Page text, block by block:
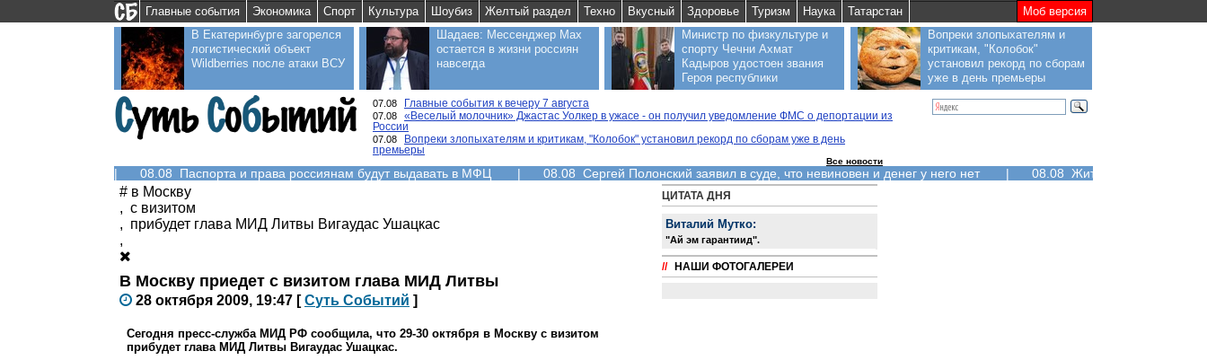
Главные события Экономика Спорт Культура Шоубиз Желтый раздел Техно Вкусный Здоровье Туризм Наука Татарстан
Моб версия
В Екатеринбурге загорелся
логистический объект
Wildberries после атаки ВСУ
Шадаев: Мессенджер Max
остается в жизни россиян
навсегда
Министр по физкультуре и
спорту Чечни Ахмат
Кадыров удостоен звания
Героя республики
Вопреки злопыхателям и
критикам, "Колобок"
установил рекорд по сборам
уже в день премьеры
07.08
Главные события к вечеру 7 августа
07.08
«Веселый молочник» Джастас Уолкер в ужасе - он получил уведомление ФМС о депортации из
России
07.08
Вопреки злопыхателям и критикам, "Колобок" установил рекорд по сборам уже в день
премьеры
Все новости
| 08.08 Паспорта и права россиянам будут выдавать в МФЦ | 08.08 Сергей Полонский заявил в суде, что невиновен и денег у него нет | 08.08 Жители Курильских
# в Москву
, с визитом
, прибудет глава МИД Литвы Вигаудас Ушацкас
,
В Москву приедет с визитом глава МИД Литвы
28 октября 2009, 19:47 [Суть Событий ]
Сегодня пресс-служба МИД РФ сообщила, что 29-30 октября в Москву с визитом
прибудет глава МИД Литвы Вигаудас Ушацкас.
ЦИТАТА ДНЯ
Виталий Мутко:
"Aй эм гарантиид".
// НАШИ ФОТОГАЛЕРЕИ